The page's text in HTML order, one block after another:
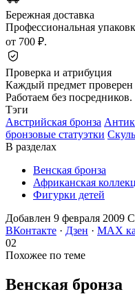
Бережная доставка
Профессиональная
от 700 ₽.
Проверка и атрибуция
Каждый предмет
Работаем без посредников.
Тэги
Австрийская бронза
бронзовые статуэтки
В разделах
Венская бронза
Африканская
Фигурки детей
Добавлен 9 февраля 2009
ВКонтакте · Дзен · MAX
02
Похожее по теме
Венская бронза